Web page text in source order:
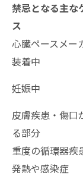
禁忌となる主な
ス
心臓ペースメー
装着中
妊娠中
皮膚疾患・傷口
る部分
重度の循環器疾
発熱や感染症